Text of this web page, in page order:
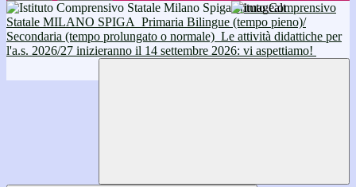
Istituto Comprensivo
Statale MILANO SPIGA Primaria Bilingue (tempo pieno)/
Secondaria (tempo prolungato o normale) Le attività didattiche per
l'a.s. 2026/27 inizieranno il 14 settembre 2026: vi aspettiamo!